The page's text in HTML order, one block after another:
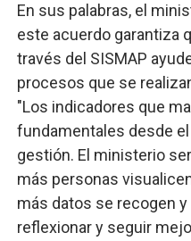
En sus palabras, el
este acuerdo garantiza
través del SISMAP
procesos que se
"Los indicadores que
fundamentales desde
gestión. El ministerio
más personas
más datos se recogen
reflexionar y seguir